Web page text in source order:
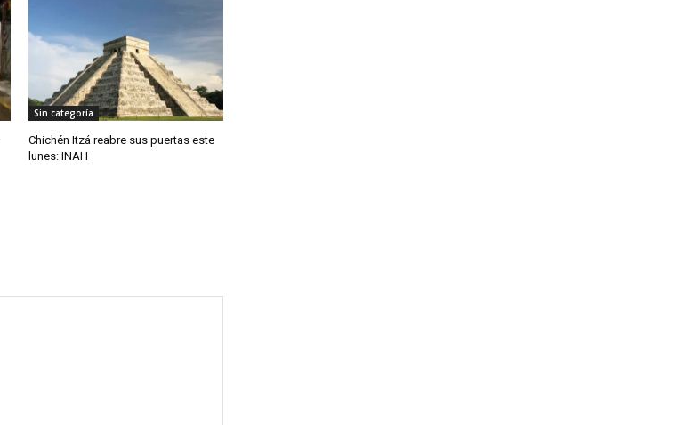
Sin categoría
Chichén Itzá reabre sus puertas este
lunes: INAH